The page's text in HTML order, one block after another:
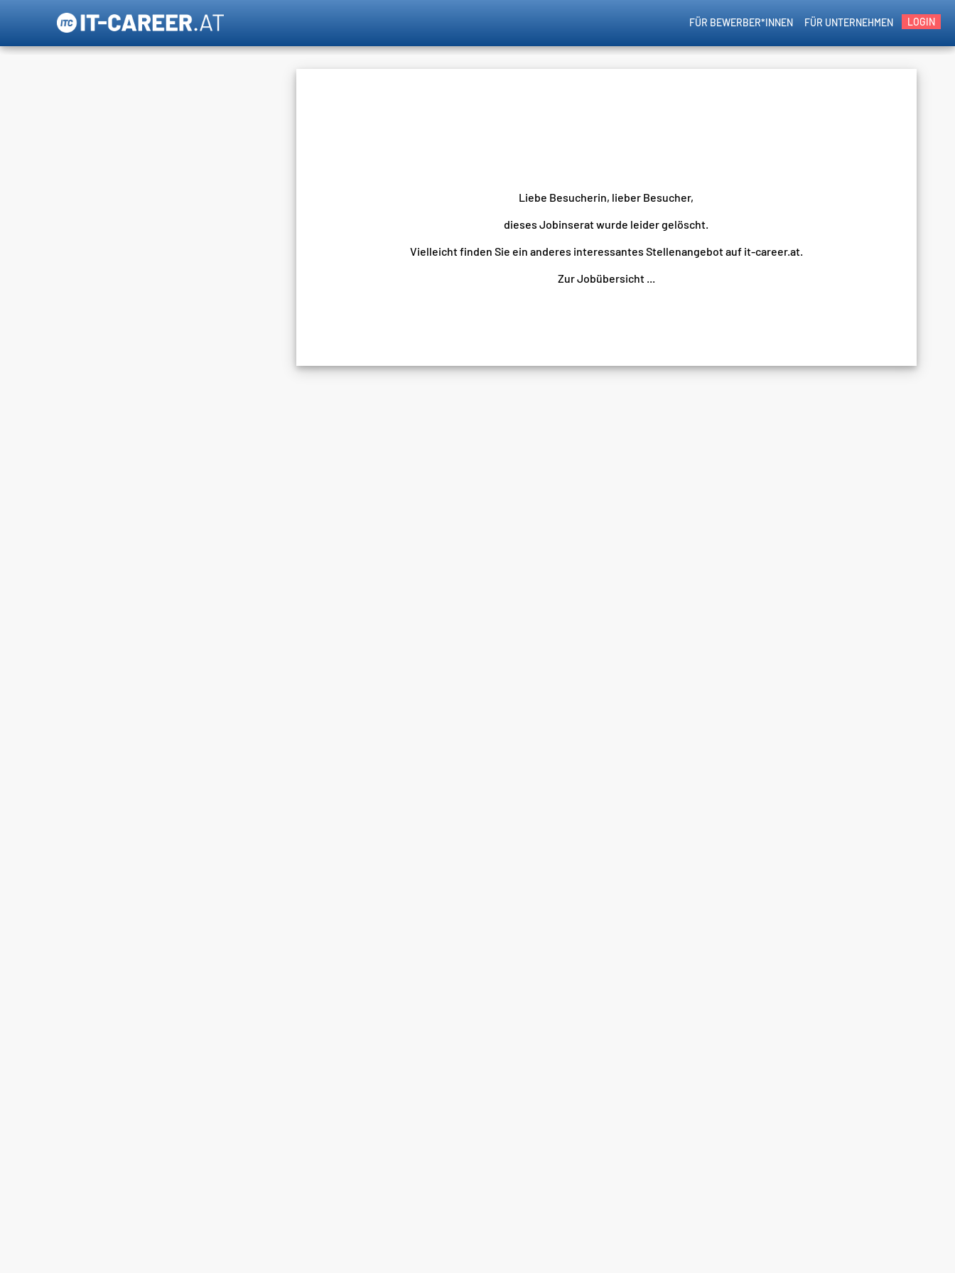
LOGIN
FÜR UNTERNEHMEN
FÜR BEWERBER*INNEN
Liebe Besucherin, lieber Besucher,
dieses Jobinserat wurde leider gelöscht.
Vielleicht finden Sie ein anderes interessantes Stellenangebot auf it-career.at.
Zur Jobübersicht ...